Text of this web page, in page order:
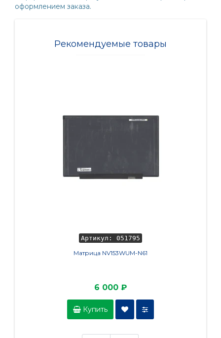
оформлением заказа.
Рекомендуемые товары
Артикул: 051795
Матрица NV153WUM-N61
6 000 ₽
Купить